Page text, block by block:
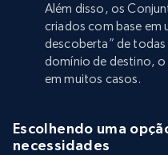
Além disso, os
criados com base em
descoberta” de todas
domínio de destino, o
em muitos casos.
Escolhendo uma
necessidades